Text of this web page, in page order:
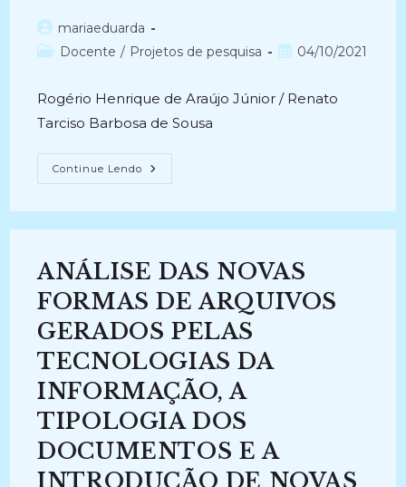
Autor
do
mariaeduarda
Categoria
Docente / Projetos de pesquisa
Post04/10/2021
Rogério Henrique de Araújo Júnior / Renato
Tarciso Barbosa de Sousa
Continue Lendo PESQUISA
APLICADA
PROCESSOS
DE
TRATAMENTO
DA
DOCUMENTAÇÃO,
INFORMAÇÃO,
INTELIGÊNCIA
CONHECIMENTO
NOS
DOMÍNIOS
DA
ATIVIDADE
DA
GERAL
DA
UNIÃO
ANÁLISE DAS NOVAS
FORMAS DE ARQUIVOS
GERADOS PELAS
TECNOLOGIAS DA
INFORMAÇÃO, A
TIPOLOGIA DOS
DOCUMENTOS E A
INTRODUÇÃO DE NOVAS